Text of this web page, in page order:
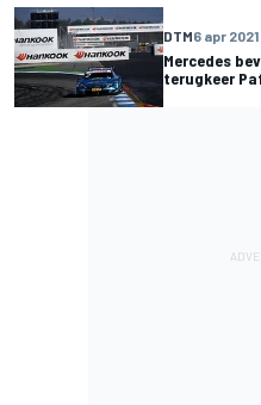
DTM6 apr 2021
Mercedes
terugkeer